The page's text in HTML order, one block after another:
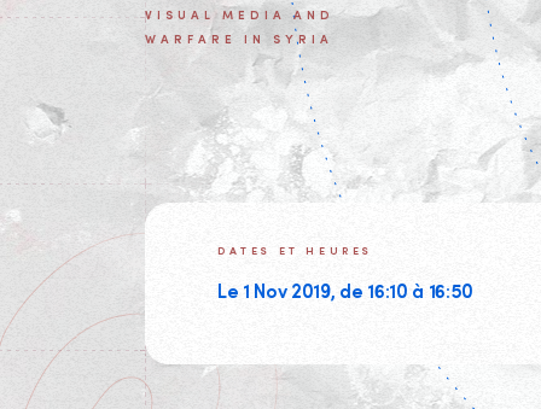
VISUAL MEDIA AND
WARFARE IN SYRIA
DATES ET HEURES
Le 1 Nov 2019, de 16:10 à 16:50